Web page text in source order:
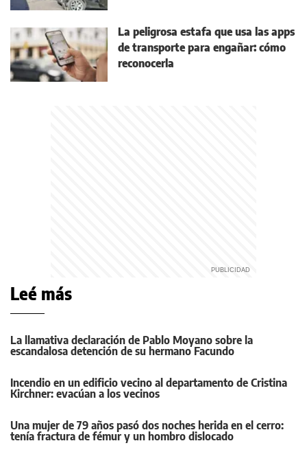
La peligrosa estafa que usa las apps
de transporte para engañar: cómo
reconocerla
Leé más
La llamativa declaración de Pablo Moyano sobre la
escandalosa detención de su hermano Facundo
Incendio en un edificio vecino al departamento de Cristina
Kirchner: evacúan a los vecinos
Una mujer de 79 años pasó dos noches herida en el cerro:
tenía fractura de fémur y un hombro dislocado